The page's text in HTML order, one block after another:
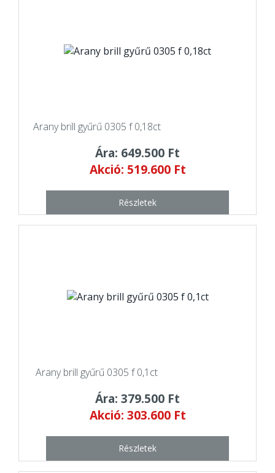
Arany brill gyűrű 0305 f 0,18ct
Ára: 649.500 Ft
Akció: 519.600 Ft
Részletek
Arany brill gyűrű 0305 f 0,1ct
Ára: 379.500 Ft
Akció: 303.600 Ft
Részletek